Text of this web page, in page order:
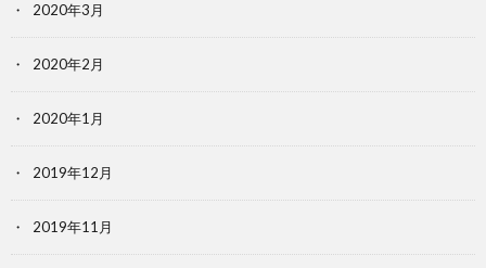
2020年3月
2020年2月
2020年1月
2019年12月
2019年11月